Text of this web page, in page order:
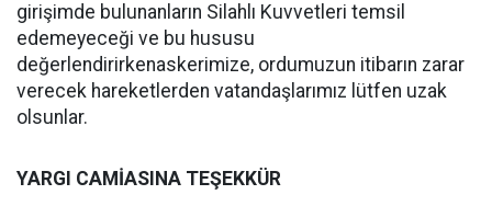
girişimde bulunanların Silahlı Kuvvetleri temsil
edemeyeceği ve bu hususu
değerlendirirkenaskerimize, ordumuzun itibarın zarar
verecek hareketlerden vatandaşlarımız lütfen uzak
olsunlar.
YARGI CAMİASINA TEŞEKKÜR